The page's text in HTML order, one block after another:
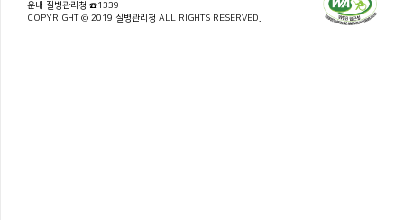
운내 질병관리청 ☎1339
COPYRIGHT © 2019 질병관리청 ALL RIGHTS RESERVED.